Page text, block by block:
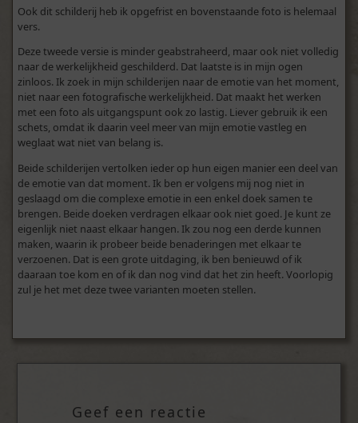
Ook dit schilderij heb ik opgefrist en bovenstaande foto is helemaal
vers.
Deze tweede versie is minder geabstraheerd, maar ook niet volledig
naar de werkelijkheid geschilderd. Dat laatste is in mijn ogen
zinloos. Ik zoek in mijn schilderijen naar de emotie van het moment,
niet naar een fotografische werkelijkheid. Dat maakt het werken
met een foto als uitgangspunt ook zo lastig. Liever gebruik ik een
schets, omdat ik daarin veel meer van mijn emotie vastleg en
weglaat wat niet van belang is.
Beide schilderijen vertolken ieder op hun eigen manier een deel van
de emotie van dat moment. Ik ben er volgens mij nog niet in
geslaagd om die complexe emotie in een enkel doek samen te
brengen. Beide doeken verdragen elkaar ook niet goed. Je kunt ze
eigenlijk niet naast elkaar hangen. Ik zou nog een derde kunnen
maken, waarin ik probeer beide benaderingen met elkaar te
verzoenen. Dat is een grote uitdaging, ik ben benieuwd of ik
daaraan toe kom en of ik dan nog vind dat het zin heeft. Voorlopig
zul je het met deze twee varianten moeten stellen.
Geef een reactie